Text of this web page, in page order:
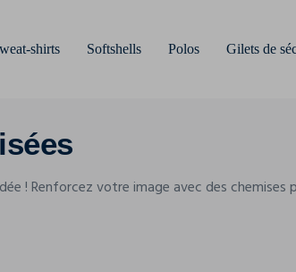
shirts Softshells Polos Gilets de
! Renforcez votre image avec des